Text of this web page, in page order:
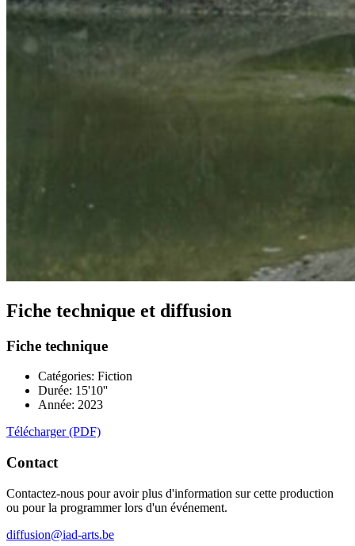
Fiche technique et diffusion
Fiche technique
Catégories: Fiction
Durée: 15'10''
Année: 2023
Télécharger (PDF)
Contact
Contactez-nous pour avoir plus d'information sur cette production
ou pour la programmer lors d'un événement.
diffusion@iad-arts.be